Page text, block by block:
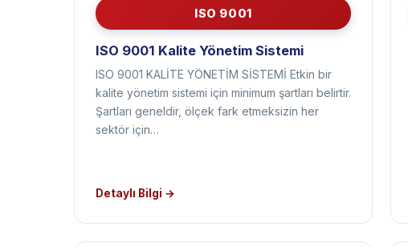
ISO 9001
ISO 9001 Kalite Yönetim Sistemi
ISO 9001 KALİTE YÖNETİM SİSTEMİ Etkin bir
kalite yönetim sistemi için minimum şartları belirtir.
Şartları geneldir, ölçek fark etmeksizin her
sektör için…
Detaylı Bilgi →